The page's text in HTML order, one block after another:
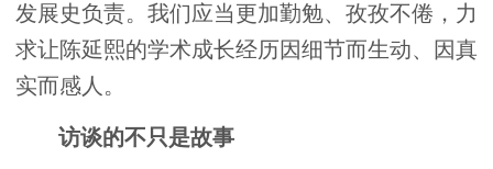
发展史负责。我们应当更加勤勉、孜孜不倦，力
求让陈延熙的学术成长经历因细节而生动、因真
实而感人。
访谈的不只是故事